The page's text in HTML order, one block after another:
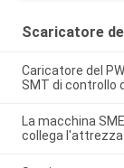
Scaricatore
Caricatore del
SMT di controllo
La macchina
collega